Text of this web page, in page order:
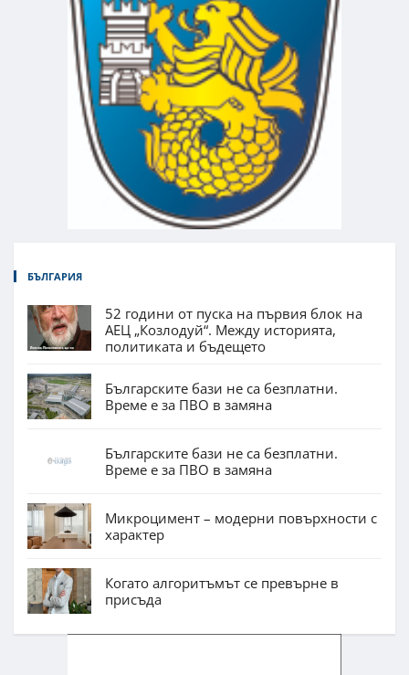
БЪЛГАРИЯ
52 години от пуска на първия блок на
АЕЦ „Козлодуй“. Между историята,
политиката и бъдещето
Българските бази не са безплатни.
Време е за ПВО в замяна
Българските бази не са безплатни.
Време е за ПВО в замяна
Микроцимент – модерни повърхности с
характер
Когато алгоритъмът се превърне в
присъда